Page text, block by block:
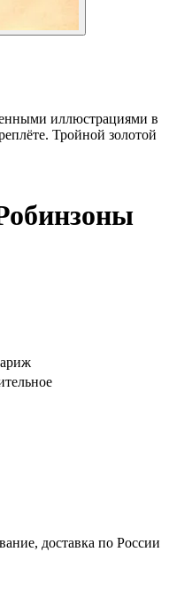
иллюстрациями в
Тройной золотой
доставка по России